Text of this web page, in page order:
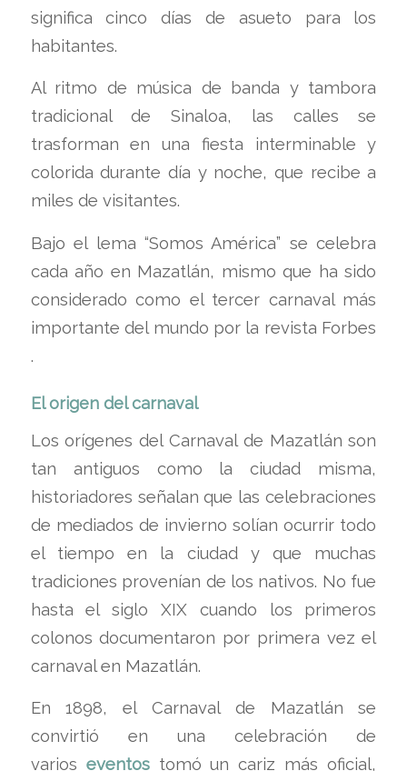
significa cinco días de asueto para los
habitantes.
Al ritmo de música de banda y tambora
tradicional de Sinaloa, las calles se
trasforman en una fiesta interminable y
colorida durante día y noche, que recibe a
miles de visitantes.
Bajo el lema “Somos América” se celebra
cada año en Mazatlán, mismo que ha sido
considerado como el tercer carnaval más
importante del mundo por la revista Forbes
.
El origen del carnaval
Los orígenes del Carnaval de Mazatlán son
tan antiguos como la ciudad misma,
historiadores señalan que las celebraciones
de mediados de invierno solían ocurrir todo
el tiempo en la ciudad y que muchas
tradiciones provenían de los nativos. No fue
hasta el siglo XIX cuando los primeros
colonos documentaron por primera vez el
carnaval en Mazatlán.
En 1898, el Carnaval de Mazatlán se
convirtió en una celebración de
varios eventostomó un cariz más oficial,